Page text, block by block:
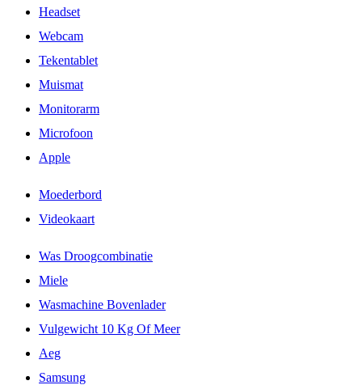
Headset
Webcam
Tekentablet
Muismat
Monitorarm
Microfoon
Apple
Moederbord
Videokaart
Was Droogcombinatie
Miele
Wasmachine Bovenlader
Vulgewicht 10 Kg Of Meer
Aeg
Samsung